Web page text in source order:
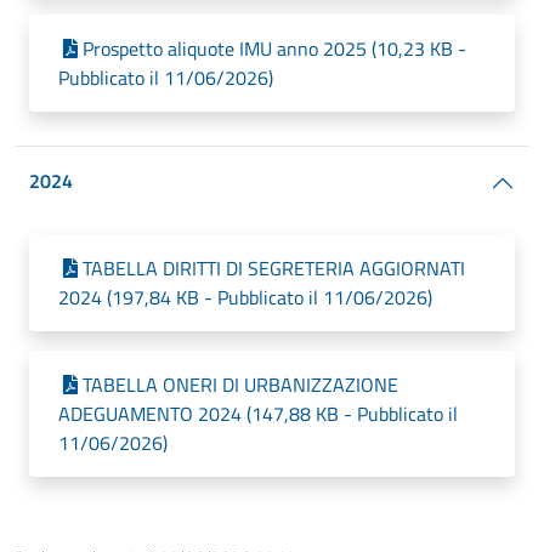
Prospetto aliquote IMU anno 2025 (10,23 KB -
Pubblicato il 11/06/2026)
2024
TABELLA DIRITTI DI SEGRETERIA AGGIORNATI
2024 (197,84 KB - Pubblicato il 11/06/2026)
TABELLA ONERI DI URBANIZZAZIONE
ADEGUAMENTO 2024 (147,88 KB - Pubblicato il
11/06/2026)